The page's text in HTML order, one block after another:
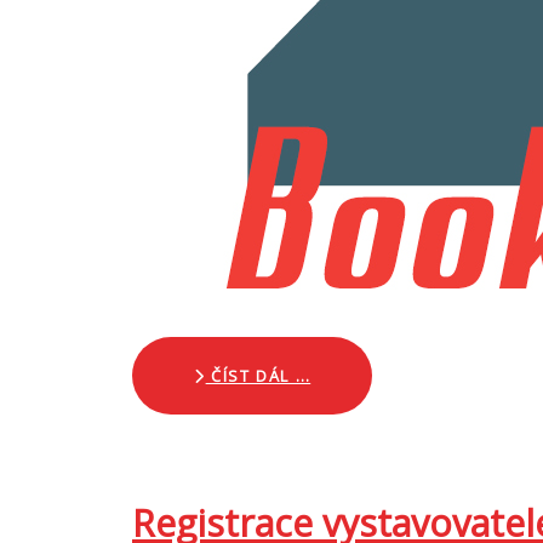
ČÍST DÁL …
Registrace